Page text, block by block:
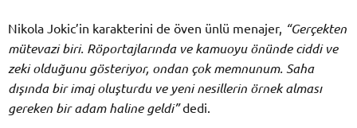
Nikola Jokic’in karakterini de öven ünlü menajer, “Gerçekten
mütevazi biri. Röportajlarında ve kamuoyu önünde ciddi ve
zeki olduğunu gösteriyor, ondan çok memnunum. Saha
dışında bir imaj oluşturdu ve yeni nesillerin örnek alması
gereken bir adam haline geldi”dedi.